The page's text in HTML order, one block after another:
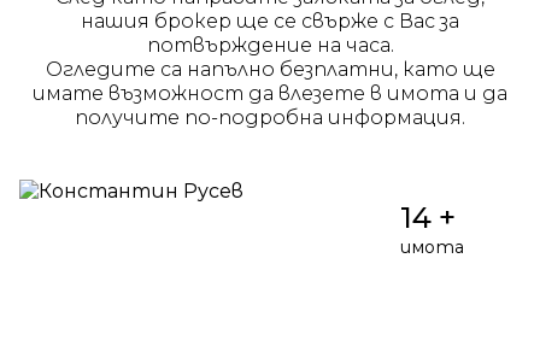
нашия брокер ще се свърже с Вас за
потвърждение на часа.
Огледите са напълно безплатни, като ще
имате възможност да влезете в имота и да
получите по-подробна информация.
14 +
имота